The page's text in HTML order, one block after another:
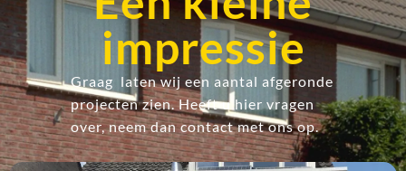
impressie
Graag laten wij een aantal afgeronde
projecten zien. Heeft u hier vragen
over, neem dan contact met ons op.